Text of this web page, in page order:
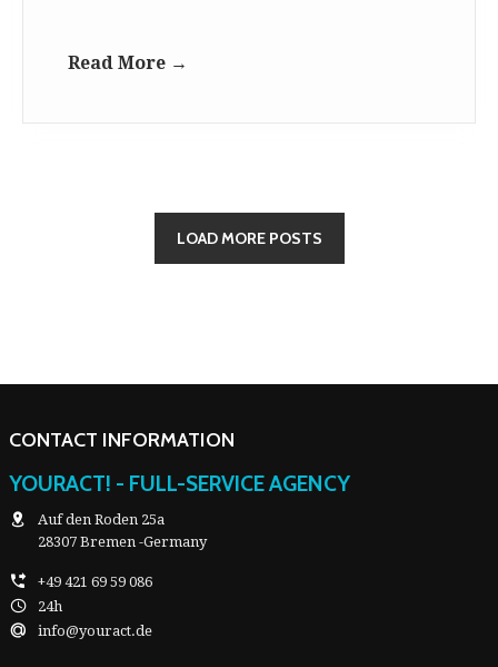
Read More →
LOAD MORE POSTS
CONTACT INFORMATION
YOURACT! - FULL-SERVICE AGENCY
Auf den Roden 25a
28307 Bremen -Germany
+49 421 69 59 086
24h
info@youract.de